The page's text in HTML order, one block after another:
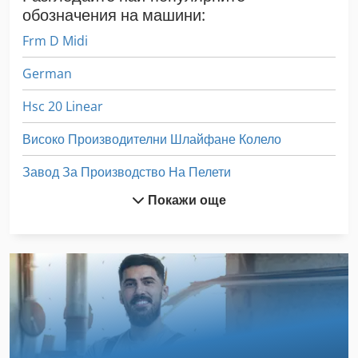
обозначения на машини:
Frm D Midi
German
Hsc 20 Linear
Високо Производителни Шлайфане Колело
Завод За Производство На Пелети
Измерване На Плоча
Машина За Гравиране На Стъкло
Машина За Изправяне На Лист
Машина За Обработка На Листов Метал
Покажи още